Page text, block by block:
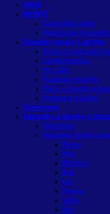
MIHI
BEWIT
Esenciální oleje
Holistická
Doplňky stravy CaliVita
Krása a tvarování
Multivitamíny
Pro děti
Podpora Imunity
Péče o klouby a
Podpora trávení
Greenway
Náramky a šperky z
Náušnice
Náramky podle
Beran
Býk
Blíženci
Rak
Lev
Panna
Váhy
Štír